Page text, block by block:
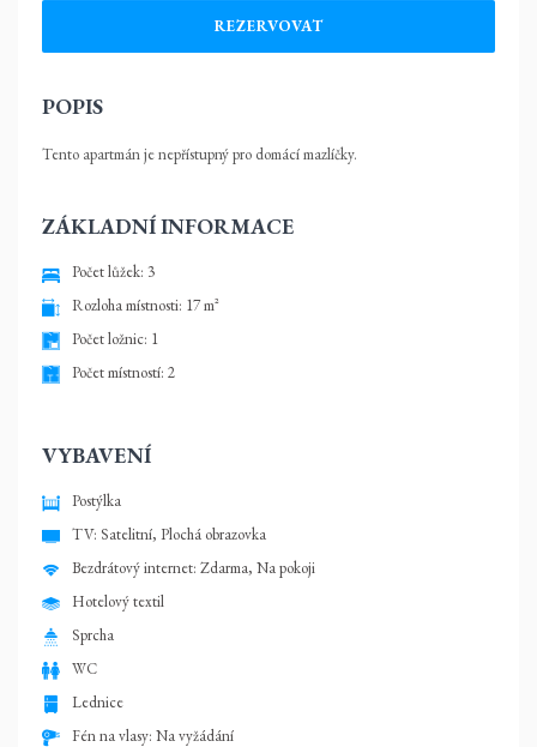
REZERVOVAT
POPIS
Tento apartmán je nepřístupný pro domácí mazlíčky.
ZÁKLADNÍ INFORMACE
Počet lůžek: 3
Rozloha místnosti: 17 m²
Počet ložnic: 1
Počet místností: 2
VYBAVENÍ
Postýlka
TV: Satelitní, Plochá obrazovka
Bezdrátový internet: Zdarma, Na pokoji
Hotelový textil
Sprcha
WC
Lednice
Fén na vlasy: Na vyžádání